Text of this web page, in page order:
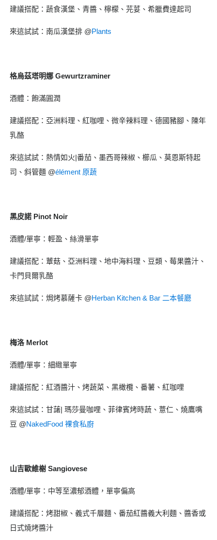
建議搭配：蔬食漢堡、青醬、檸檬、芫荽、希臘費達起司
來這試試：南瓜漢堡排 @Plants
格烏茲塔明娜 Gewurtzraminer
酒體：飽滿圓潤
建議搭配：亞洲料理、紅咖哩、微辛辣料理、德國豬腳、陳年
乳酪
來這試試：熱情如火|番茄、墨西哥辣椒、櫛瓜、莫恩斯特起
司、斜管麵 @élément 原蔬
黑皮諾 Pinot Noir
酒體/單寧：輕盈、絲滑單寧
建議搭配：蕈菇、亞洲料理、地中海料理、豆類、莓果醬汁、
卡門貝爾乳酪
來這試試：焗烤慕薩卡 @Herban Kitchen & Bar 二本餐廳
梅洛 Merlot
酒體/單寧：細緻單寧
建議搭配：紅酒醬汁、烤蔬菜、黑橄欖、番薯、紅咖哩
來這試試：甘藷| 瑪莎曼咖哩、菲律賓烤時蔬、薏仁、燒鷹嘴
豆 @NakedFood 裸食私廚
山吉歐維榭 Sangiovese
酒體/單寧：中等至濃郁酒體，單寧偏高
建議搭配：烤甜椒、義式千層麵、番茄紅醬義大利麵、醬香或
日式燒烤醬汁